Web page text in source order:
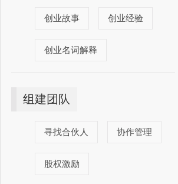
创业故事 创业经验
创业名词解释
组建团队
寻找合伙人 协作管理
股权激励